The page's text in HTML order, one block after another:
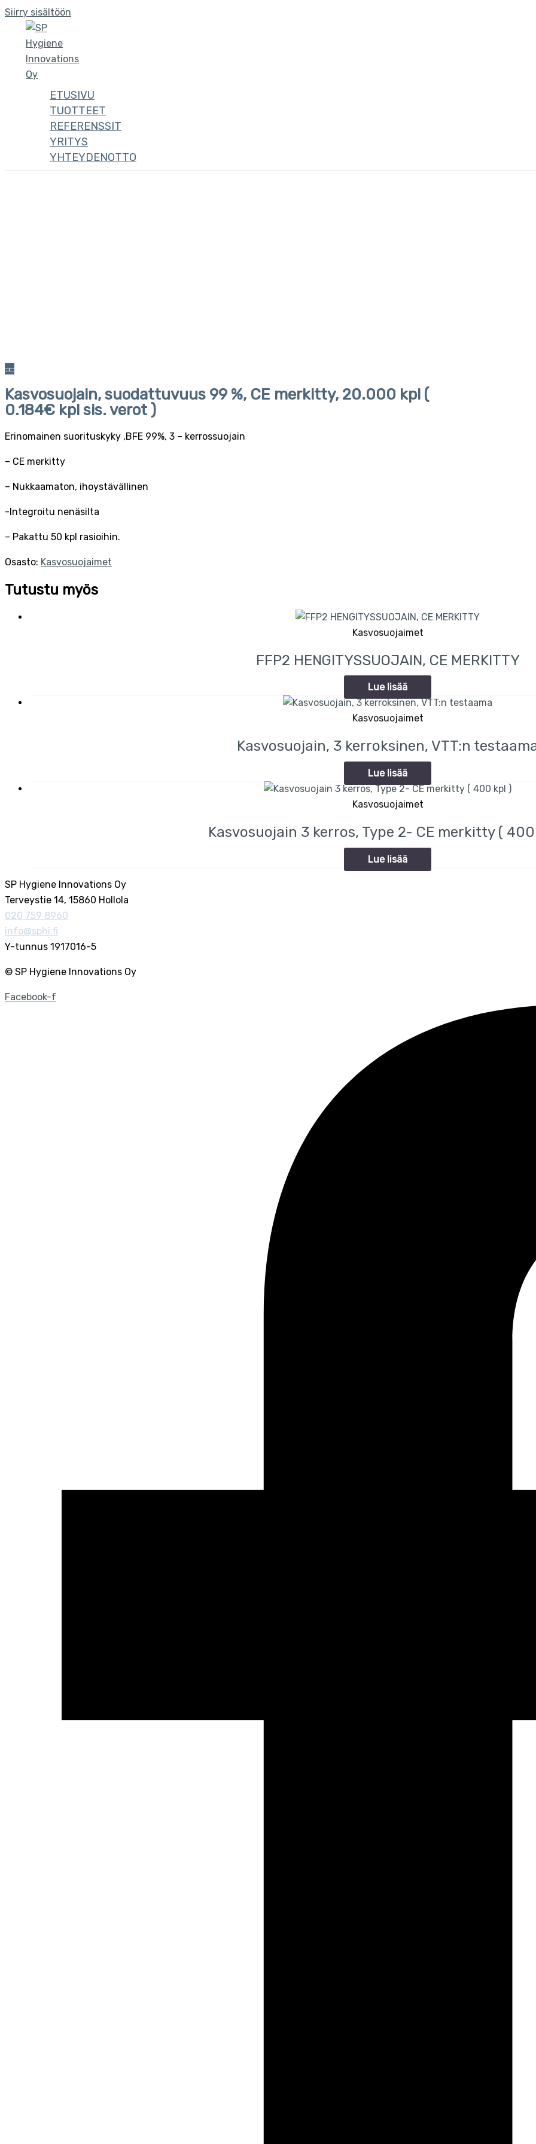
Siirry sisältöön
ETUSIVU
TUOTTEET
REFERENSSIT
YRITYS
YHTEYDENOTTO
Kasvosuojain, suodattuvuus 99 %, CE merkitty, 20.000 kpl (
0.184€ kpl sis. verot )
Erinomainen suorituskyky ,BFE 99%, 3 – kerrossuojain
– CE merkitty
– Nukkaamaton, ihoystävällinen
-Integroitu nenäsilta
– Pakattu 50 kpl rasioihin.
Osasto: Kasvosuojaimet
Tutustu myös
Kasvosuojaimet
FFP2 HENGITYSSUOJAIN, CE MERKITTY
Lue lisää
Kasvosuojaimet
Kasvosuojain, 3 kerroksinen, VTT:n
Lue lisää
Kasvosuojaimet
Kasvosuojain 3 kerros, Type 2- CE merkitty (
Lue lisää
SP Hygiene Innovations Oy
Terveystie 14, 15860 Hollola
020 759 8960
info@sphi.fi
Y-tunnus 1917016-5
© SP Hygiene Innovations Oy
Facebook-f